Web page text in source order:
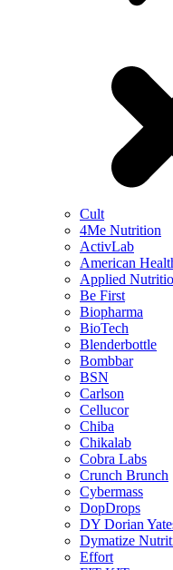
Cult
4Me Nutrition
ActivLab
American
Applied
Be First
Biopharma
BioTech
Blenderbottle
Bombbar
BSN
Carlson
Cellucor
Chiba
Chikalab
Cobra Labs
Crunch Brunch
Cybermass
DopDrops
DY Dorian
Dymatize
Effort